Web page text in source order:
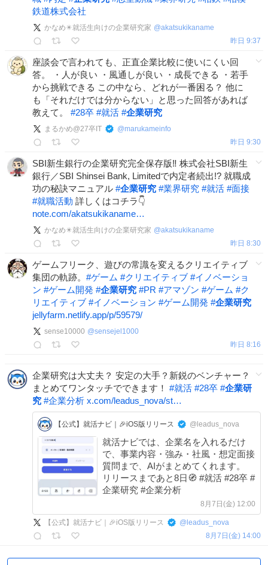
鉄道株式会社
かなめ✴️就活生向けの企業研究家 @akatsukikaname
昨日 9:37
座談会で言われても、正直企業比較に使いにくい回
答。 ・人が良い ・風通しが良い ・成長できる ・若手
から挑戦できる この中なら、どれが一番困る？ 他に
も「それだけでは分からない」と思った回答があれば
教えて。 #28卒 #就活 #企業研究
まるかめ@27卒IT @marukameinfo
昨日 9:30
SBI新生銀行の企業研究完全保存版‼ 株式会社SBI新生
銀行／SBI Shinsei Bank, Limitedで内定者続出!? 就職成
功の秘訣マニュアル #企業研究 #業界研究 #就活 #面接
#就職活動 詳しくはコチラ👇
note.com/akatsukikaname…
かなめ✴️就活生向けの企業研究家 @akatsukikaname
昨日 8:30
ゲームフリーク、遊びの常識を変えるクリエイティブ
集団の軌跡。 #ゲーム #クリエイティブ #イノベーショ
ン #ゲーム開発 #企業研究 #PR #アマゾン #ゲーム #ク
リエイティブ #イノベーション #ゲーム開発 #企業研究
jellyfarm.netlify.app/p/59579/
sense10000 @sensejel1000
昨日 8:16
企業研究は大丈夫？ 安定の大手？新鋭のベンチャー？
まとめてワンタッチでできます！ #就活 #28卒 #企業研
究 #企業分析 x.com/leadus_nova/st…
【公式】就活ナビ｜🎉iOS版リリース @leadus_nova
就活ナビでは、企業名を入れるだけ
で、事業内容・強み・社風・想定面接
質問まで、AIがまとめてくれます。
リリースまであと8日🧭 #就活 #28卒 #
企業研究 #企業分析
8月7日(金) 12:00
【公式】就活ナビ｜🎉iOS版リリース @ leadus_nova
8月7日(金) 14:00